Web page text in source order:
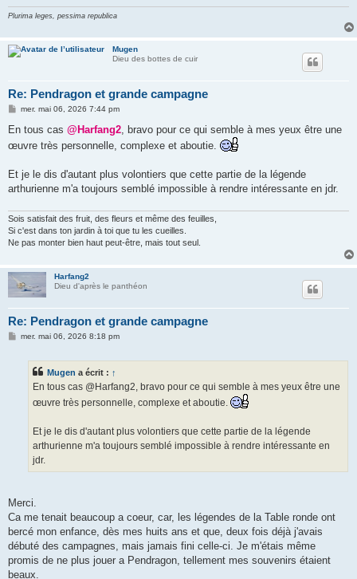
Plurima leges, pessima republica
Mugen
Dieu des bottes de cuir
Re: Pendragon et grande campagne
M
s
a
mer. mai 06, 2026 7:44 pm
En tous cas @Harfang2, bravo pour ce qui semble à mes yeux être une
œuvre très personnelle, complexe et aboutie.
Et je le dis d'autant plus volontiers que cette partie de la légende
arthurienne m'a toujours semblé impossible à rendre intéressante en jdr.
Sois satisfait des fruit, des fleurs et même des feuilles,
Si c'est dans ton jardin à toi que tu les cueilles.
Ne pas monter bien haut peut-être, mais tout seul.
Harfang2
Dieu d'après le panthéon
Re: Pendragon et grande campagne
Mmer. mai 06, 2026 8:18 pm
Mugen a écrit : ↑
En tous cas @Harfang2, bravo pour ce qui semble à mes yeux être une
œuvre très personnelle, complexe et aboutie.
Et je le dis d'autant plus volontiers que cette partie de la légende
arthurienne m'a toujours semblé impossible à rendre intéressante en
jdr.
Merci.
Ca me tenait beaucoup a coeur, car, les légendes de la Table ronde ont
bercé mon enfance, dès mes huits ans et que, deux fois déjà j'avais
débuté des campagnes, mais jamais fini celle-ci. Je m'étais même
promis de ne plus jouer a Pendragon, tellement mes souvenirs étaient
beaux.